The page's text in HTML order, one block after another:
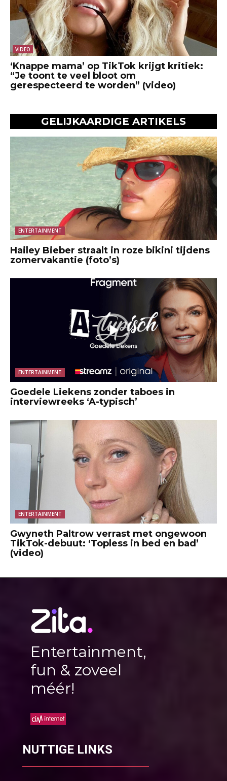
VIDEO
‘Knappe mama’ op TikTok krijgt kritiek:
“Je toont te veel bloot om
gerespecteerd te worden” (video)
GELIJKAARDIGE ARTIKELS
ENTERTAINMENT
Hailey Bieber straalt in roze bikini tijdens
zomervakantie (foto’s)
ENTERTAINMENT
Goedele Liekens zonder taboes in
interviewreeks ‘A-typisch’
ENTERTAINMENT
Gwyneth Paltrow verrast met ongewoon
TikTok-debuut: ‘Topless in bed en bad’
(video)
Entertainment,
fun & zoveel
méér!
NUTTIGE LINKS